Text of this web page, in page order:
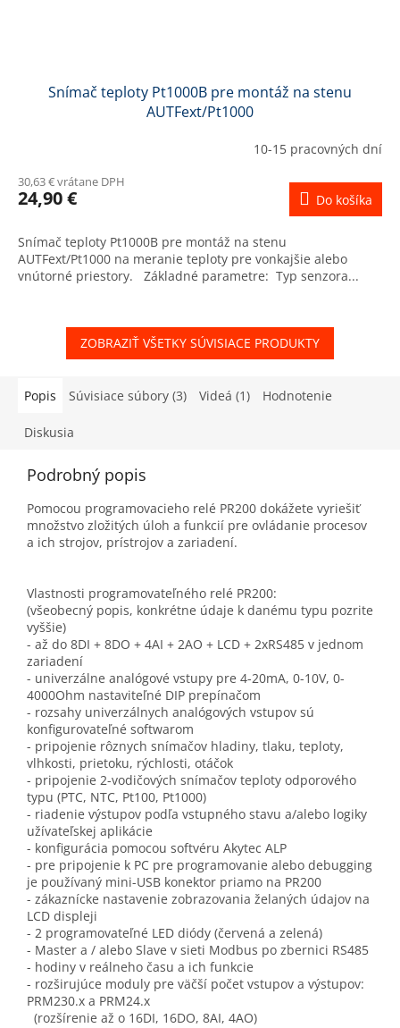
Snímač teploty Pt1000B pre montáž na stenu
AUTFext/Pt1000
10-15 pracovných dní
30,63 € vrátane DPH
24,90 € Do košíka
Snímač teploty Pt1000B pre montáž na stenu
AUTFext/Pt1000 na meranie teploty pre vonkajšie alebo
vnútorné priestory. Základné parametre: Typ senzora...
ZOBRAZIŤ VŠETKY SÚVISIACE PRODUKTY
Popis Súvisiace súbory (3) Videá (1) Hodnotenie
Diskusia
Podrobný popis
Pomocou programovacieho relé PR200 dokážete vyriešiť
množstvo zložitých úloh a funkcií pre ovládanie procesov
a ich strojov, prístrojov a zariadení.
Vlastnosti programovateľného relé PR200:
(všeobecný popis, konkrétne údaje k danému typu pozrite
vyššie)
- až do 8DI + 8DO + 4AI + 2AO + LCD + 2xRS485 v jednom
zariadení
- univerzálne analógové vstupy pre 4-20mA, 0-10V, 0-
4000Ohm nastaviteľné DIP prepínačom
- rozsahy univerzálnych analógových vstupov sú
konfigurovateľné softwarom
- pripojenie rôznych snímačov hladiny, tlaku, teploty,
vlhkosti, prietoku, rýchlosti, otáčok
- pripojenie 2-vodičových snímačov teploty odporového
typu (PTC, NTC, Pt100, Pt1000)
- riadenie výstupov podľa vstupného stavu a/alebo logiky
užívateľskej aplikácie
- konfigurácia pomocou softvéru Akytec ALP
- pre pripojenie k PC pre programovanie alebo debugging
je používaný mini-USB konektor priamo na PR200
- zákaznícke nastavenie zobrazovania želaných údajov na
LCD displeji
- 2 programovateľné LED diódy (červená a zelená)
- Master a / alebo Slave v sieti Modbus po zbernici RS485
- hodiny v reálneho času a ich funkcie
- rozširujúce moduly pre väčší počet vstupov a výstupov:
PRM230.x a PRM24.x
(rozšírenie až o 16DI, 16DO, 8AI, 4AO)